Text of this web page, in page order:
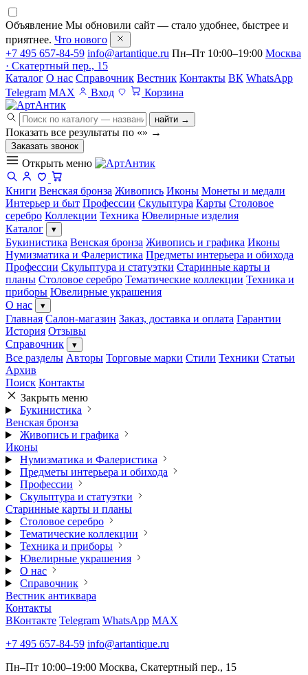
Объявление Мы обновили сайт — стало удобнее, быстрее и
приятнее. Что нового
+7 495 657-84-59 info@artantique.ru Пн–Пт 10:00–19:00 Москва
· Скатертный пер., 15
Каталог О нас Справочник Вестник Контакты ВК WhatsApp
Telegram MAX Вход Корзина
найти →
Показать все результаты по «» →
Заказать звонок
Открыть меню
Книги Венская бронза Живопись Иконы Монеты и медали
Интерьер и быт Профессии Скульптура Карты Столовое
серебро Коллекции Техника Ювелирные изделия
Каталог
▾
Букинистика Венская бронза Живопись и графика Иконы
Нумизматика и Фалеристика Предметы интерьера и обихода
Профессии Скульптура и статуэтки Старинные карты и
планы Столовое серебро Тематические коллекции Техника и
приборы Ювелирные украшения
О нас
▾
Главная Салон-магазин Заказ, доставка и оплата Гарантии
История Отзывы
Справочник
▾
Все разделы Авторы Торговые марки Стили Техники Статьи
Архив
Поиск Контакты
Закрыть меню
Букинистика
Венская бронза
Живопись и графика
Иконы
Нумизматика и Фалеристика
Предметы интерьера и обихода
Профессии
Скульптура и статуэтки
Старинные карты и планы
Столовое серебро
Тематические коллекции
Техника и приборы
Ювелирные украшения
О нас
Справочник
Вестник антиквара
Контакты
ВКонтакте Telegram WhatsApp MAX
+7 495 657-84-59 info@artantique.ru
Пн–Пт 10:00–19:00 Москва, Скатертный пер., 15